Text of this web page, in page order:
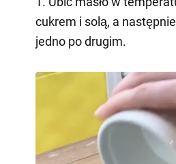
cukrem i solą, a
jedno po drugim.